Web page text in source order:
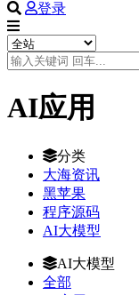
登录
AI应用
分类
大海资讯
黑苹果
程序源码
AI大模型
AI大模型
全部